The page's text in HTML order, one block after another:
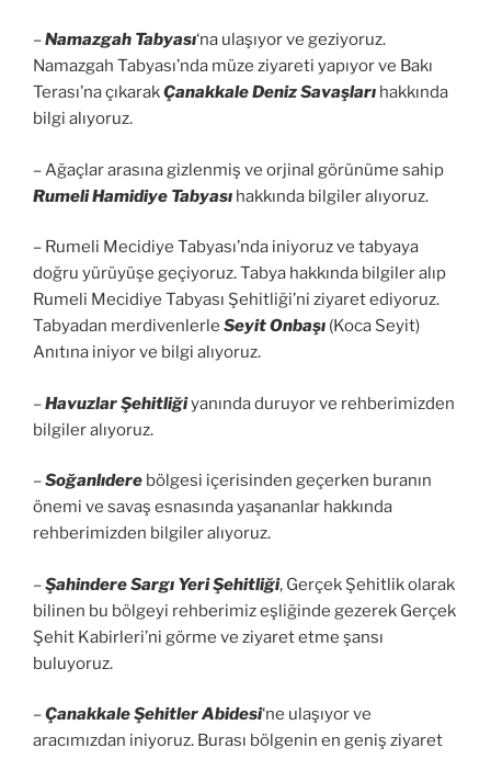
–Namazgah Tabyası‘na ulaşıyor ve geziyoruz.
Namazgah Tabyası’nda müze ziyareti yapıyor ve Bakı
Terası’na çıkarakÇanakkale Deniz Savaşları hakkında
bilgi alıyoruz.
– Ağaçlar arasına gizlenmiş ve orjinal görünüme sahip
Rumeli Hamidiye Tabyası hakkında bilgiler alıyoruz.
– Rumeli Mecidiye Tabyası’nda iniyoruz ve tabyaya
doğru yürüyüşe geçiyoruz. Tabya hakkında bilgiler alıp
Rumeli Mecidiye Tabyası Şehitliği’ni ziyaret ediyoruz.
Tabyadan merdivenlerle Seyit Onbaşı (Koca Seyit)
Anıtına iniyor ve bilgi alıyoruz.
–Havuzlar Şehitliğiyanında duruyor ve rehberimizden
bilgiler alıyoruz.
–Soğanlıdere bölgesi içerisinden geçerken buranın
önemi ve savaş esnasında yaşananlar hakkında
rehberimizden bilgiler alıyoruz.
–Şahindere Sargı Yeri Şehitliği, Gerçek Şehitlik olarak
bilinen bu bölgeyi rehberimiz eşliğinde gezerek Gerçek
Şehit Kabirleri’ni görme ve ziyaret etme şansı
buluyoruz.
–Çanakkale Şehitler Abidesi‘ne ulaşıyor ve
aracımızdan iniyoruz. Burası bölgenin en geniş ziyaret